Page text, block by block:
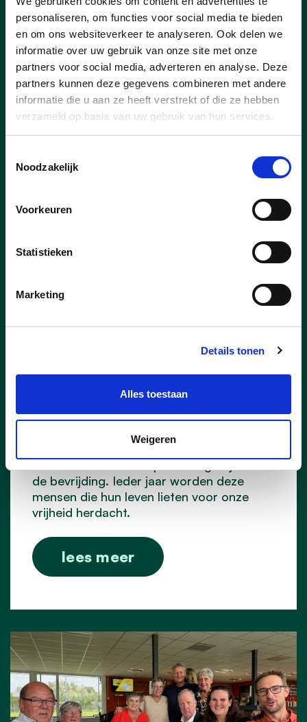
personaliseren, om functies voor social media te bieden
en om ons websiteverkeer te analyseren. Ook delen we
informatie over uw gebruik van onze site met onze
partners voor social media, adverteren en analyse. Deze
partners kunnen deze gegevens combineren met andere
informatie die u aan ze heeft verstrekt of die ze hebben
verzameld op basis van uw gebruik van hun services.
Noodzakelijk
Voorkeuren
Statistieken
Marketing
Details tonen
Alles toestaan
Weigeren
praatmaal 2025
Het praatmaal 2025 van cd&v was een
groot succes: veel volk, super sfeer en
lekker eten!
lees meer
Polenherdenking in De
de bevrijding. Ieder jaar worden deze
mensen die hun leven lieten voor onze
vrijheid herdacht.
lees meer